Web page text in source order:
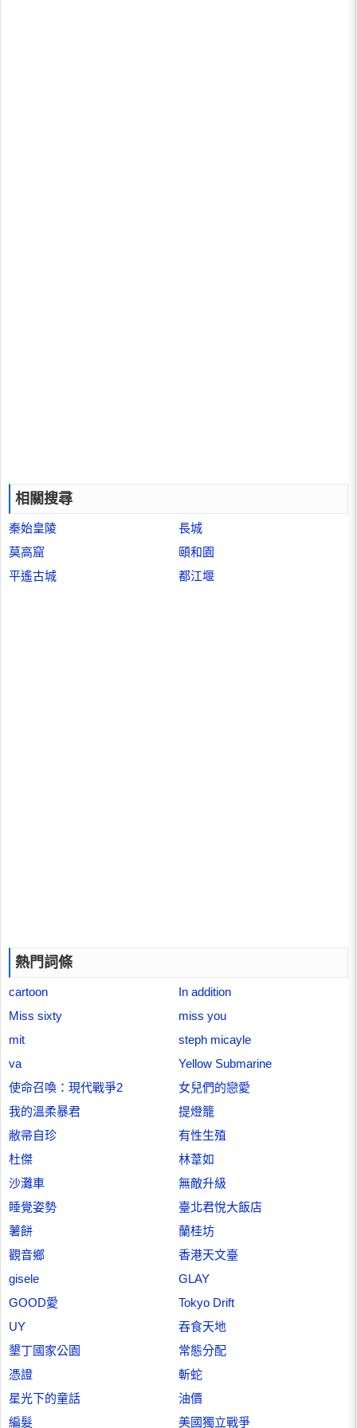
相關搜尋
秦始皇陵
長城
莫高窟
頤和園
平遙古城
都江堰
熱門詞條
cartoon
In addition
Miss sixty
miss you
mit
steph micayle
va
Yellow Submarine
使命召喚：現代戰爭2
女兒們的戀愛
我的溫柔暴君
提燈籠
敝帚自珍
有性生殖
杜傑
林葦如
沙灘車
無敵升級
睡覺姿勢
臺北君悅大飯店
薯餅
蘭桂坊
觀音鄉
香港天文臺
gisele
GLAY
GOOD愛
Tokyo Drift
UY
吞食天地
墾丁國家公園
常態分配
憑證
斬蛇
星光下的童話
油價
編髮
美國獨立戰爭